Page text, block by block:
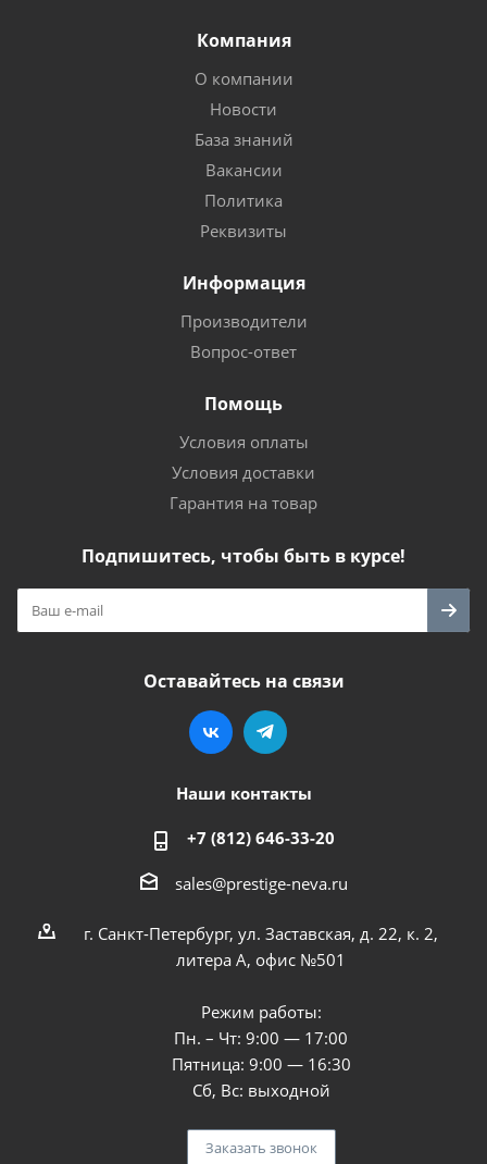
Компания
О компании
Новости
База знаний
Вакансии
Политика
Реквизиты
Информация
Производители
Вопрос-ответ
Помощь
Условия оплаты
Условия доставки
Гарантия на товар
Подпишитесь, чтобы быть в курсе!
Оставайтесь на связи
Наши контакты
+7 (812) 646-33-20
sales@prestige-neva.ru
г. Санкт-Петербург, ул. Заставская, д. 22, к. 2,
литера А, офис №501
Режим работы:
Пн. – Чт: 9:00 — 17:00
Пятница: 9:00 — 16:30
Сб, Вс: выходной
Заказать звонок